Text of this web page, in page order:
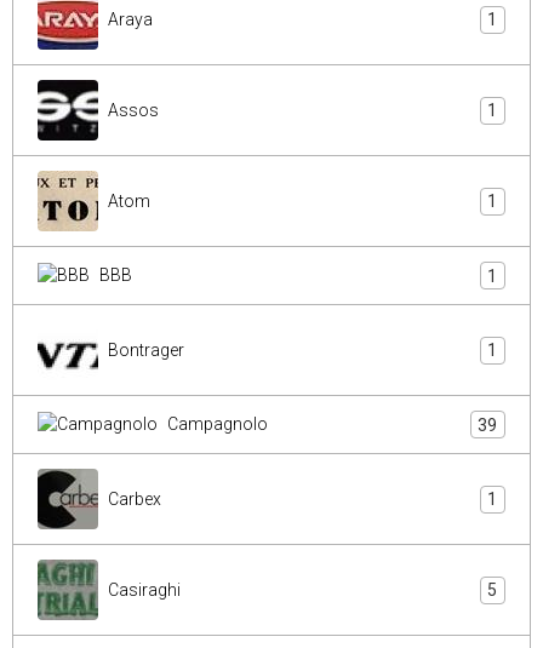
Araya 1
Assos 1
Atom 1
BBB 1
Bontrager 1
Campagnolo 39
Carbex 1
Casiraghi 5